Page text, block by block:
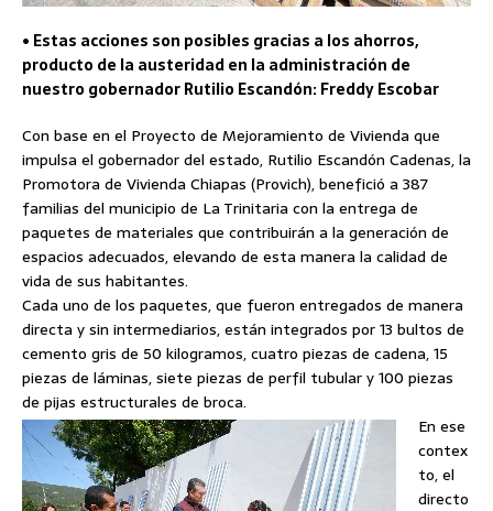
• Estas acciones son posibles gracias a los ahorros,
producto de la austeridad en la administración de
nuestro gobernador Rutilio Escandón: Freddy Escobar
Con base en el Proyecto de Mejoramiento de Vivienda que
impulsa el gobernador del estado, Rutilio Escandón Cadenas, la
Promotora de Vivienda Chiapas (Provich), benefició a 387
familias del municipio de La Trinitaria con la entrega de
paquetes de materiales que contribuirán a la generación de
espacios adecuados, elevando de esta manera la calidad de
vida de sus habitantes.
Cada uno de los paquetes, que fueron entregados de manera
directa y sin intermediarios, están integrados por 13 bultos de
cemento gris de 50 kilogramos, cuatro piezas de cadena, 15
piezas de láminas, siete piezas de perfil tubular y 100 piezas
de pijas estructurales de broca.
En ese
contex
to, el
directo